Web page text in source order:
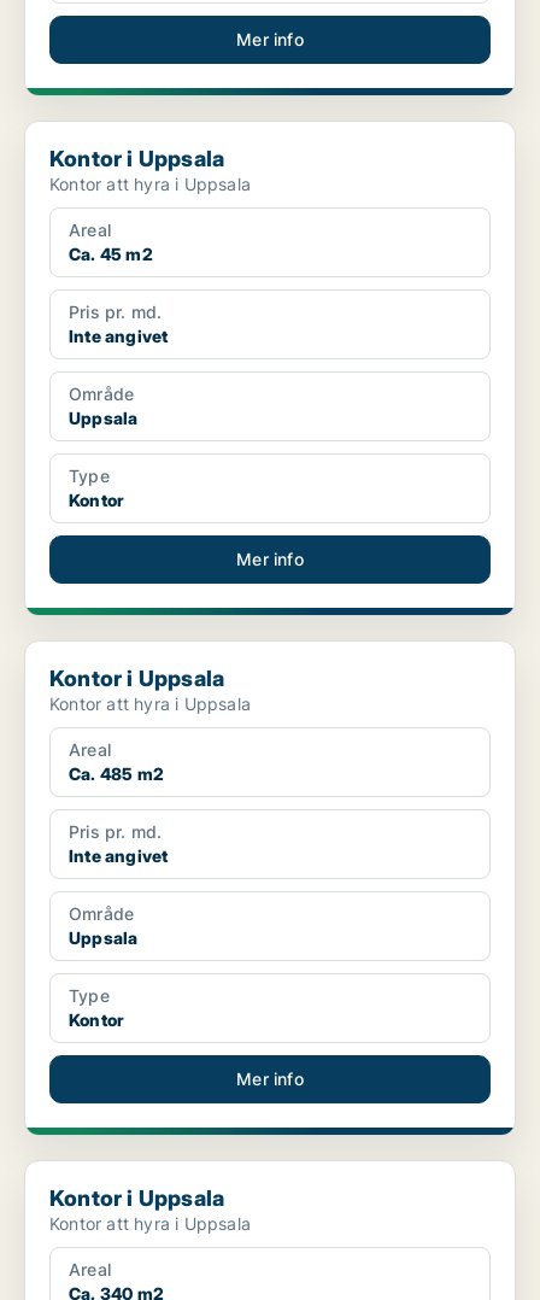
Mer info
Kontor i Uppsala
Kontor i Uppsala
Kontor att hyra i Uppsala
Areal
Ca. 45 m2
Pris pr. md.
Inte angivet
Område
Uppsala
Type
Kontor
Mer info
Kontor i Uppsala
Kontor i Uppsala
Kontor att hyra i Uppsala
Areal
Ca. 485 m2
Pris pr. md.
Inte angivet
Område
Uppsala
Type
Kontor
Mer info
Kontor i Uppsala
Kontor i Uppsala
Kontor att hyra i Uppsala
Areal
Ca. 340 m2